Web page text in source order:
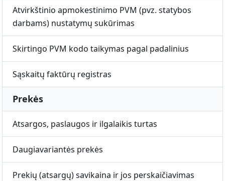
Atvirkštinio apmokestinimo PVM (pvz. statybos
darbams) nustatymų sukūrimas
Skirtingo PVM kodo taikymas pagal padalinius
Sąskaitų faktūrų registras
Prekės
Atsargos, paslaugos ir ilgalaikis turtas
Daugiavariantės prekės
Prekių (atsargų) savikaina ir jos perskaičiavimas